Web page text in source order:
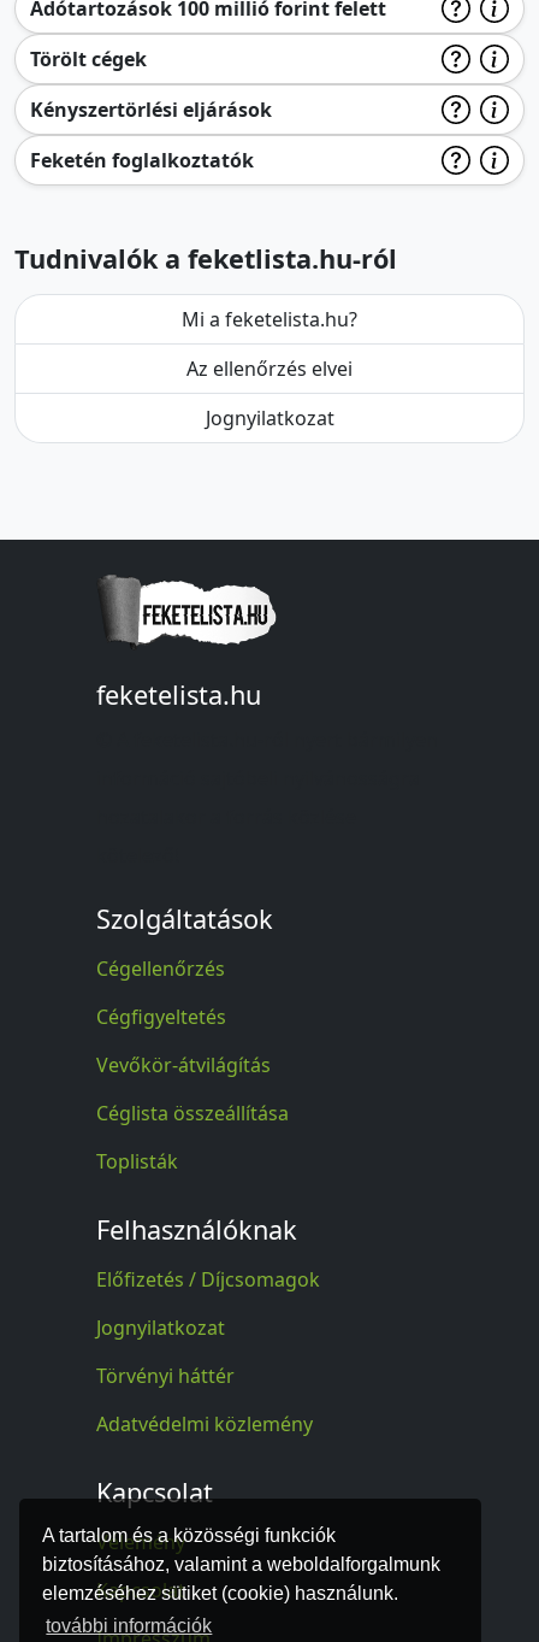
A tartalom és a közösségi funkciók
biztosításához, valamint a weboldalforgalmunk
elemzéséhez sütiket (cookie) használunk.
további információk
Adótartozások 100 millió forint felett
Törölt cégek
Kényszertörlési eljárások
Feketén foglalkoztatók
Tudnivalók a feketlista.hu-ról
Mi a feketelista.hu?
Az ellenőrzés elvei
Jognyilatkozat
feketelista.hu
Szolgáltatások
Cégellenőrzés
Cégfigyeltetés
Vevőkör-átvilágítás
Céglista összeállítása
Toplisták
Felhasználóknak
Előfizetés / Díjcsomagok
Jognyilatkozat
Törvényi háttér
Adatvédelmi közlemény
Kapcsolat
Vélemény
Kapcsolat